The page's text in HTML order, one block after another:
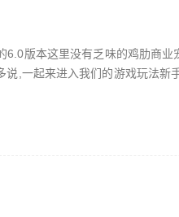
版本这里没有乏味的鸡肋商
,一起来进入我们的游戏玩法新